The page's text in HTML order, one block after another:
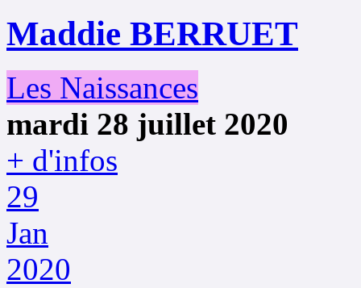
Maddie BERRUET
Les Naissances
mardi 28 juillet 2020
+ d'infos
29
Jan
2020